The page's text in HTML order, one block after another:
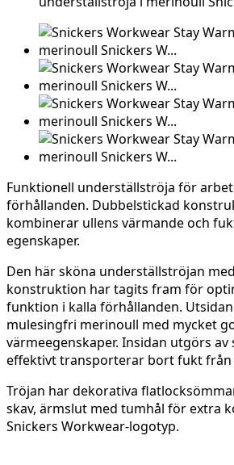
Funktionell underställströja för
förhållanden. Dubbelstickad
kombinerar ullens värmande och
egenskaper.
Den här sköna underställströjan
konstruktion har tagits fram för
funktion i kalla förhållanden. Utsidan
mulesingfri merinoull med mycket
värmeegenskaper. Insidan utgörs
effektivt transporterar bort fukt från
Tröjan har dekorativa
skav, ärmslut med tumhål för extra
Snickers Workwear-logotyp.